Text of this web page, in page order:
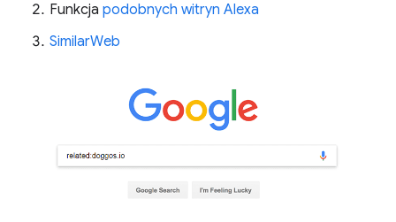
Funkcja podobnych witryn Alexa
SimilarWeb